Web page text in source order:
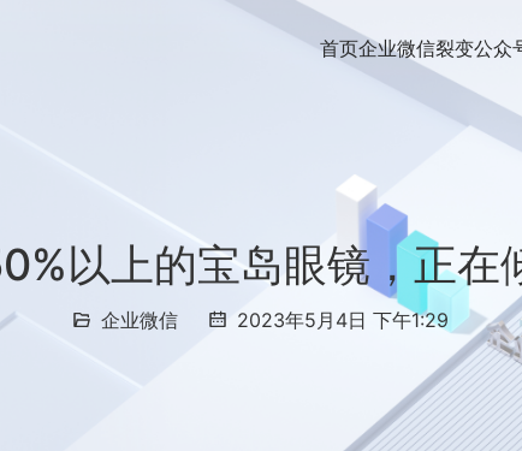
首页企业微信裂变公众
以上的宝岛眼镜，正在
企业微信 2023年5月4日 下午1:29